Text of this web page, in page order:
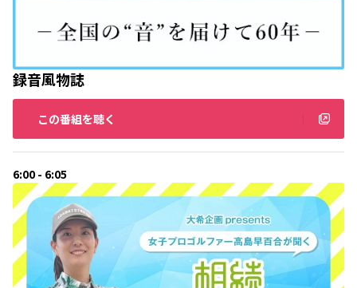
録音風物誌
この番組を聴く
6:00 - 6:05